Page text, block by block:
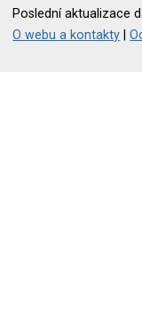
Poslední aktualizace
O webu a kontakty |